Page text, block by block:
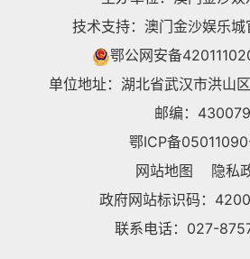
技术支持：澳门金沙娱乐
鄂公网安备
单位地址：湖北省武汉市洪山
邮编：430079
鄂ICP备
网站地图
隐私
政府网站标识码：
联系电话：027-